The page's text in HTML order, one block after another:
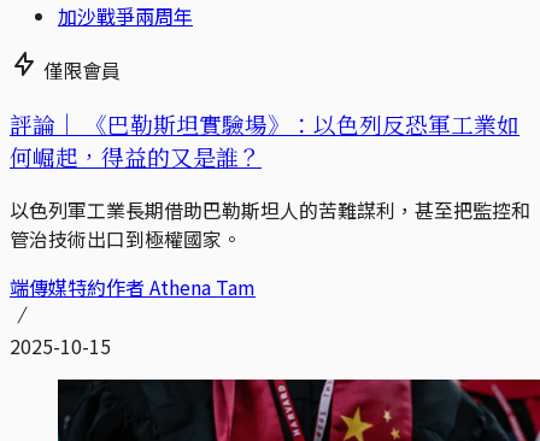
加沙戰爭兩周年
僅限會員
評論｜
《巴勒斯坦實驗場》：以色列反恐軍工業如
何崛起，得益的又是誰？
以色列軍工業長期借助巴勒斯坦人的苦難謀利，甚至把監控和
管治技術出口到極權國家。
端傳媒特約作者 Athena Tam
2025-10-15